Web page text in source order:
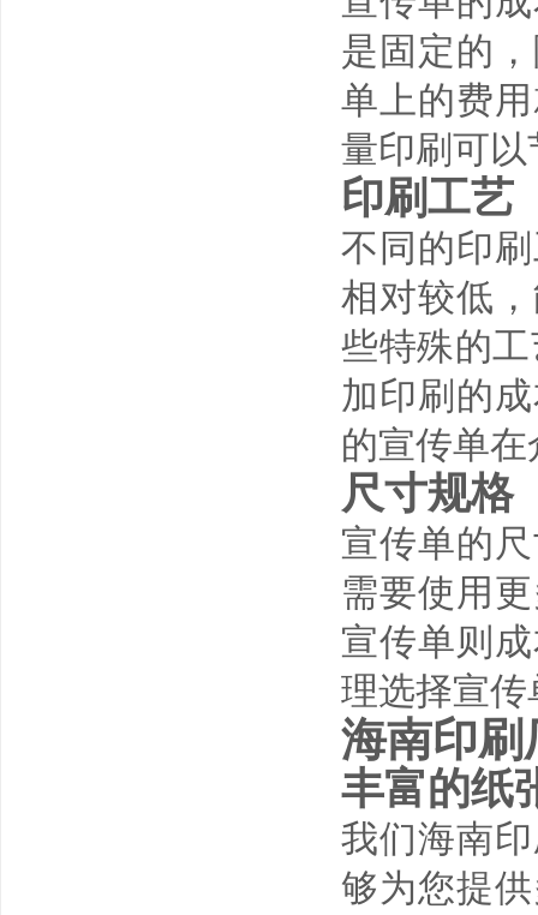
是固定的
单上的费
量印刷可
印刷工艺
不同的印
相对较低
些特殊的
加印刷的
的宣传单
尺寸规格
宣传单的
需要使用
宣传单则
理选择宣
海南印刷
丰富的纸
我们海南
够为您提